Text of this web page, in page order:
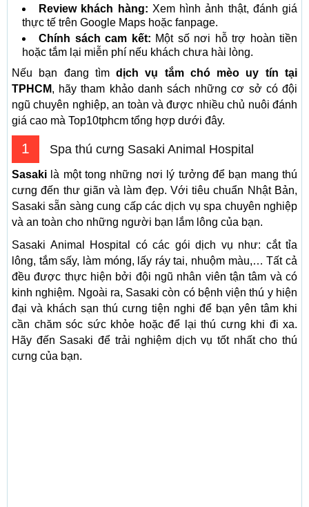
Review khách hàng: Xem hình ảnh thật, đánh giá
thực tế trên Google Maps hoặc fanpage.
Chính sách cam kết: Một số nơi hỗ trợ hoàn tiền
hoặc tắm lại miễn phí nếu khách chưa hài lòng.
Nếu bạn đang tìmdịch vụ tắm chó mèo uy tín tại
TPHCM, hãy tham khảo danh sách những cơ sở có đội
ngũ chuyên nghiệp, an toàn và được nhiều chủ nuôi đánh
giá cao mà Top10tphcm tổng hợp dưới đây.
1 Spa thú cưng Sasaki Animal Hospital
Sasaki là một tong những nơi lý tưởng để bạn mang thú
cưng đến thư giãn và làm đẹp. Với tiêu chuẩn Nhật Bản,
Sasaki sẵn sàng cung cấp các dịch vụ spa chuyên nghiệp
và an toàn cho những người bạn lắm lông của bạn.
Sasaki Animal Hospital có các gói dịch vụ như: cắt tỉa
lông, tắm sấy, làm móng, lấy ráy tai, nhuộm màu,… Tất cả
đều được thực hiện bởi đội ngũ nhân viên tận tâm và có
kinh nghiệm. Ngoài ra, Sasaki còn có bệnh viện thú y hiện
đại và khách sạn thú cưng tiện nghi để bạn yên tâm khi
cần chăm sóc sức khỏe hoặc để lại thú cưng khi đi xa.
Hãy đến Sasaki để trải nghiệm dịch vụ tốt nhất cho thú
cưng của bạn.